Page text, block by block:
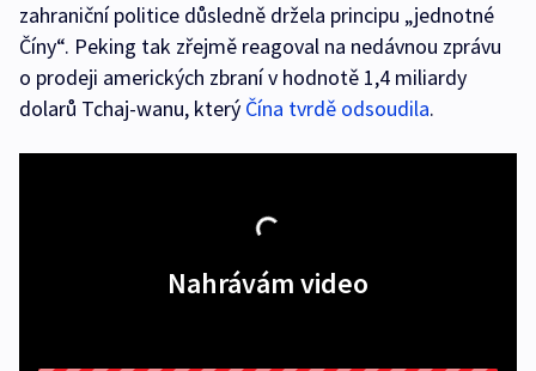
zahraniční politice důsledně držela principu „jednotné
Číny“. Peking tak zřejmě reagoval na nedávnou zprávu
o prodeji amerických zbraní v hodnotě 1,4 miliardy
dolarů Tchaj-wanu, který Čína tvrdě odsoudila.
Nahrávám video